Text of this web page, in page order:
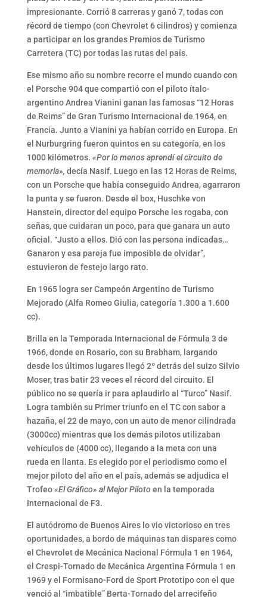
impresionante. Corrió 8 carreras y ganó 7, todas con
récord de tiempo (con Chevrolet 6 cilindros) y comienza
a participar en los grandes Premios de Turismo
Carretera (TC) por todas las rutas del país.
Ese mismo año su nombre recorre el mundo cuando con
el Porsche 904 que compartió con el piloto ítalo-
argentino Andrea Vianini ganan las famosas “12 Horas
de Reims” de Gran Turismo Internacional de 1964, en
Francia. Junto a Vianini ya habían corrido en Europa. En
el Nurburgring fueron quintos en su categoría, en los
1000 kilómetros. «Por lo menos aprendí el circuito de
memoria», decía Nasif. Luego en las 12 Horas de Reims,
con un Porsche que había conseguido Andrea, agarraron
la punta y se fueron. Desde el box, Huschke von
Hanstein, director del equipo Porsche les rogaba, con
señas, que cuidaran un poco, para que ganara un auto
oficial. “Justo a ellos. Dió con las persona indicadas…
Ganaron y esa pareja fue imposible de olvidar”,
estuvieron de festejo largo rato.
En 1965 logra ser Campeón Argentino de Turismo
Mejorado (Alfa Romeo Giulia, categoría 1.300 a 1.600
cc).
Brilla en la Temporada Internacional de Fórmula 3 de
1966, donde en Rosario, con su Brabham, largando
desde los últimos lugares llegó 2º detrás del suizo Silvio
Moser, tras batir 23 veces el récord del circuito. El
público no se quería ir para aplaudirlo al “Turco” Nasif.
Logra también su Primer triunfo en el TC con sabor a
hazaña, el 22 de mayo, con un auto de menor cilindrada
(3000cc) mientras que los demás pilotos utilizaban
vehículos de (4000 cc), llegando a la meta con una
rueda en llanta. Es elegido por el periodismo como el
mejor piloto del año en el país, además se adjudica el
Trofeo«El Gráfico» al Mejor Piloto en la temporada
Internacional de F3.
El autódromo de Buenos Aires lo vio victorioso en tres
oportunidades, a bordo de máquinas tan dispares como
el Chevrolet de Mecánica Nacional Fórmula 1 en 1964,
el Crespi-Tornado de Mecánica Argentina Fórmula 1 en
1969 y el Formisano-Ford de Sport Prototipo con el que
venció al “imbatible” Berta-Tornado del arrecifeño